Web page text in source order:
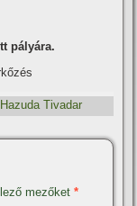
pályára.
Hazuda Tivadar
mezőket*